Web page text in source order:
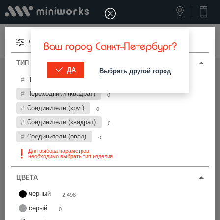
Меню Ваш город Санкт-Петербург?
ДА Выбрать другой город
МИНИВОРКС ПРО ПЕРЕХОДНИКИ И СОЕДИНИТЕЛИ
Переходники и соединители Ø18 мм
Фильтры
ТИП И ПАРАМЕТРЫ
Переходники (круг)
Переходники (квадрат) 0
Соединители (круг) 0
Соединители (квадрат) 0
Соединители (овал) 0
Для выбора параметров
необходимо выбрать тип изделия
ЦВЕТА
черный 2 498
серый 0